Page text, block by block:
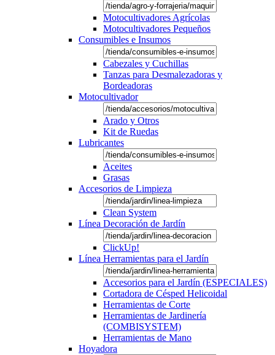
Motocultivadores Agrícolas
Motocultivadores Pequeños
Consumibles e Insumos
Cabezales y Cuchillas
Tanzas para Desmalezadoras y
Bordeadoras
Motocultivador
Arado y Otros
Kit de Ruedas
Lubricantes
Aceites
Grasas
Accesorios de Limpieza
Clean System
Línea Decoración de Jardín
ClickUp!
Línea Herramientas para el Jardín
Accesorios para el Jardín (ESPECIALES)
Cortadora de Césped Helicoidal
Herramientas de Corte
Herramientas de Jardinería
(COMBISYSTEM)
Herramientas de Mano
Hoyadora